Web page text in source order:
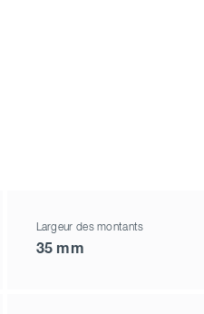
Largeur des montants
35 mm